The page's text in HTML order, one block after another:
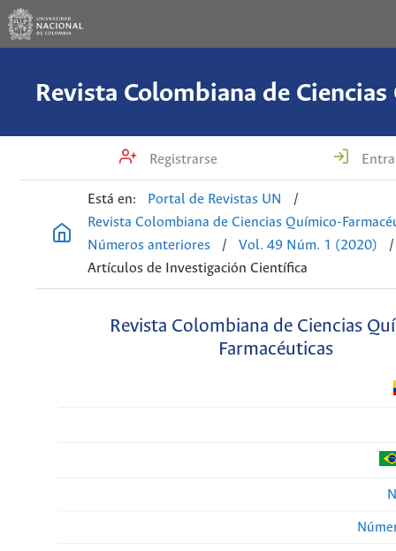
Registrarse
Está en: Portal de Revistas UN
/
Revista Colombiana de Ciencias Químico-
Números anteriores
/ Vol. 49 Núm. 1 (2020)
/
Artículos de Investigación Científica
Revista Colombiana de Ciencias
Farmacéuticas